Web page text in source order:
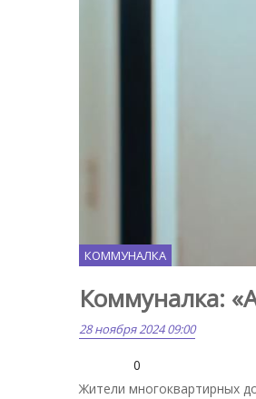
КОММУНАЛКА
Коммуналка:
28 ноября 2024 09:00
0
Жители многоквартирных